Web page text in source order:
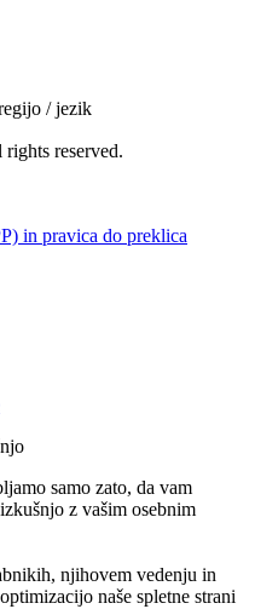
/ jezik
reserved.
in pravica do preklica
samo zato, da vam
z vašim osebnim
njihovem vedenju in
naše spletne strani